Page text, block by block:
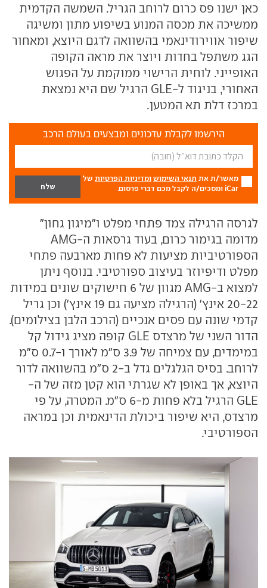
כאן ישנו פס כרום לרוחב הגריל. השמשה הקדמית
ממשיכה את מכסה המנוע בשיפוע מתון ומשיגה
שיפור אווירודינאמי בהשוואה לדגם היוצא, ומאחור
הגג משתפל בחדות ויוצר את מראה הקופה
האופייני. לוחית הרישוי ממוקמת על הפגוש
האחורי, בניגוד ל-GLE הרגיל שם היא נמצאת
במרכז דלת תא המטען.
הירשמו לקבלת עדכונים ומבצעים בעולם הרכב
מאשר/ת את תנאי השימוש ומדיניות הפרטיות של
iCar ומסכים/ה לקבל מכם דברי פרסום.
לגרסה הרגילה צמד פתחי מפלט ו"מיגון גחון"
מדומה בגימור כרום, בעוד גרסאות ה-AMG
הספורטיביות מציעות לא פחות מארבעה פתחי
מפלט ודיפיוזר בעיצוב ספורטיבי. בנוסף ניתן
למצוא ב-AMG מגוון של 6 חישוקים שונים במידות
20-22 אינץ' (הרגילה מציעה גם 19 אינץ') וכן גריל
קדמי שונה עם פסים אנכיים (הרכב הלבן בצילומים).
הדור השני של מרצדס GLE קופה מציג גידול קל
במימדים, עם צמיחה של 3.9 ס"מ לאורך ו-0.7 ס"מ
לרוחב. בסיס הגלגלים גדל ב-2 ס"מ בהשוואה לדור
היוצא, אך באופן לא שגרתי הוא קטן מזה של ה-
GLE הרגיל בלא פחות מ-6 ס"מ. המטרה, על פי
מרצדס, היא שיפור ביכולת הדינאמית וכן במראה
הספורטיבי.